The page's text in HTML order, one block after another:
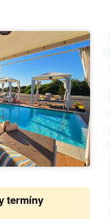
termíny